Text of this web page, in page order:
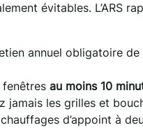
évitables. L’ARS
annuel obligatoire
fenêtres au moins 10
jamais les grilles et
d’appoint à